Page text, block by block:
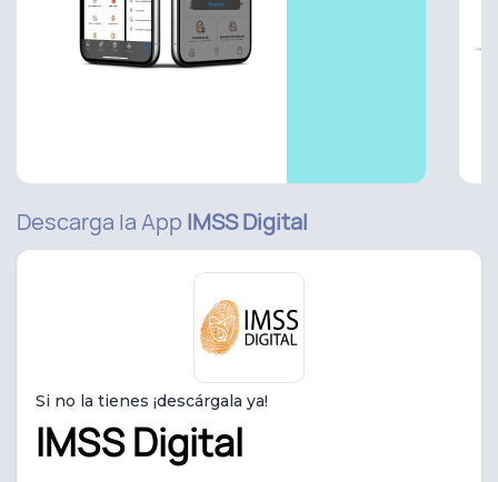
Descarga la App IMSS Digital
Si no la tienes ¡descárgala ya!
IMSS Digital